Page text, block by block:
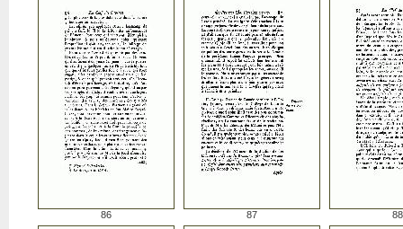
86 87 88